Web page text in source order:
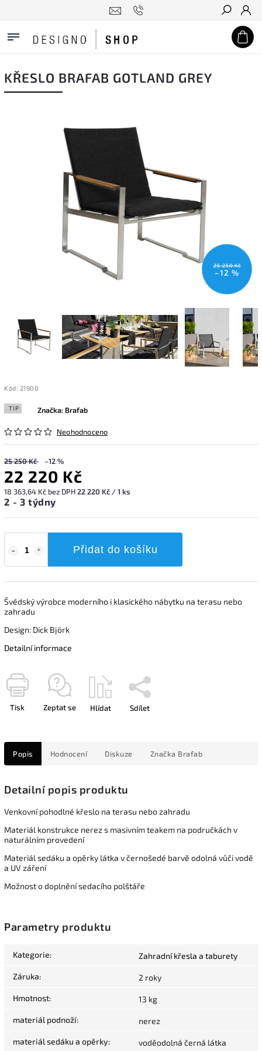
Hledat
KŘESLO BRAFAB GOTLAND GREY
25 250 Kč
–12 %
Kód: 21900
TIP
Neohodnoceno
Značka: Brafab
25 250 Kč –12 %
22 220 Kč
18 363,64 Kč bez DPH22 220 Kč / 1 ks
2 - 3 týdny
Přidat do košíku
Švédský výrobce moderního i klasického nábytku na terasu nebo
zahradu
Design: Dick Björk
Detailní informace
Tisk Zeptat se Hlídat Sdílet
Popis Hodnocení Diskuze Značka Brafab
Detailní popis produktu
Venkovní pohodlné křeslo na terasu nebo zahradu
Materiál konstrukce nerez s masivním teakem na područkách v
naturálním provedení
Materiál sedáku a opěrky látka v černošedé barvě odolná vůči vodě
a UV záření
Možnost o doplnění sedacího polštáře
Parametry produktu
Kategorie: Zahradní křesla a taburety
Záruka: 2 roky
Hmotnost: 13 kg
materiál podnoží: nerez
materiál sedáku a opěrky: voděodolná černá látka